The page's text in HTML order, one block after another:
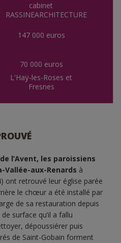
cabinet
RASSINEARCHITECTURE
147 000 euros
70 000 euros
L'Haÿ-les-Roses et
Fresnes
l’Avent, les paroissiens
Vallée-aux-Renards à
ont retrouvé leur église parée
le chœur a été installé par
de sa restauration depuis
de surface qu’il a fallu
dépoussiérer puis
de Saint-Gobain forment